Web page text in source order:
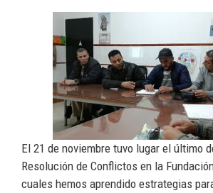
El 21 de noviembre tuvo lugar el último
Resolución de Conflictos en la
cuales hemos aprendido estrategias